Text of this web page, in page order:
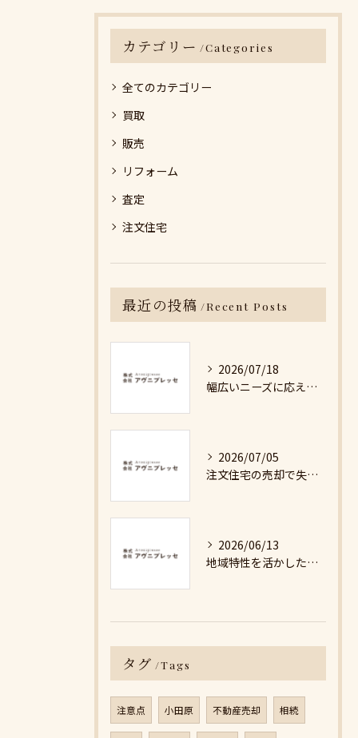
カテゴリー Categories
全てのカテゴリー
買取
販売
リフォーム
査定
注文住宅
最近の投稿 Recent Posts
2026/07/18
幅広いニーズに応える不動産売却の現実と対策
2026/07/05
注文住宅の売却で失敗しないための詳細ガイド
2026/06/13
地域特性を活かした最適な不動産売却戦略の秘訣
タグ Tags
注意点 小田原 不動産売却 相続